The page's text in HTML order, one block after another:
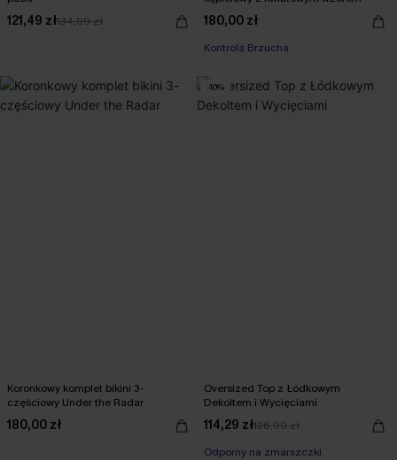
121,49 zł134,99 zł 180,00 zł
Kontrola Brzucha
Koronkowy komplet bikini 3-
częściowy Under the Radar
180,00 zł
-10%
Oversized Top z Łódkowym
Dekoltem i Wycięciami
114,29 zł126,99 zł
Odporny na zmarszczki